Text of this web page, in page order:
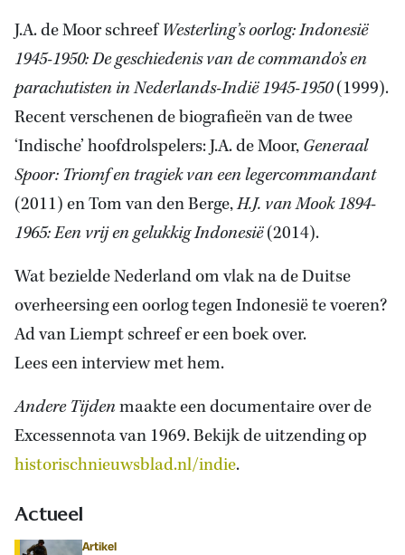
J.A. de Moor schreefWesterling’s oorlog: Indonesië
1945-1950: De geschiedenis van de commando’s en
parachutisten in Nederlands-Indië 1945-1950(1999).
Recent verschenen de biografieën van de twee
‘Indische’ hoofdrolspelers: J.A. de Moor,Generaal
Spoor: Triomf en tragiek van een legercommandant
(2011) en Tom van den Berge,H.J. van Mook 1894-
1965: Een vrij en gelukkig Indonesië(2014).
Wat bezielde Nederland om vlak na de Duitse
overheersing een oorlog tegen Indonesië te voeren?
Ad van Liempt schreef er een boek over.
Lees een interview met hem.
Andere Tijdenmaakte een documentaire over de
Excessennota van 1969. Bekijk de uitzending op
historischnieuwsblad.nl/indie.
Actueel
Artikel